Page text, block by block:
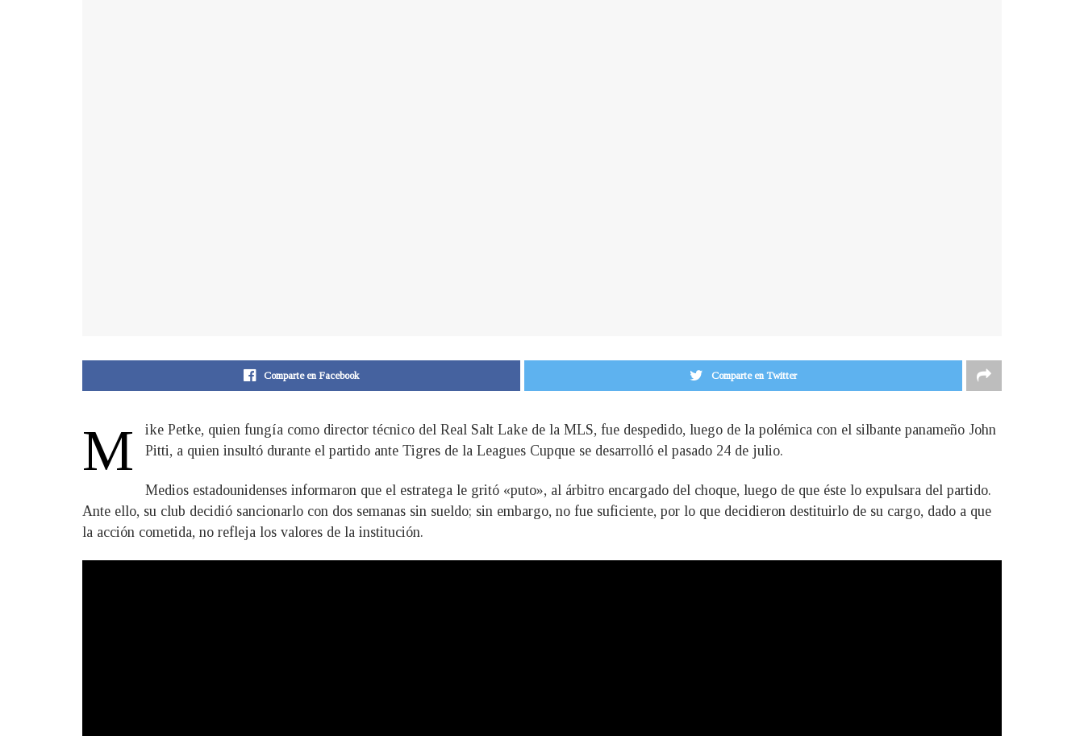
Comparte en Facebook Comparte en Twitter
M
ike Petke, quien fungía como director técnico del Real Salt Lake de la MLS, fue despedido, luego de la polémica con el silbante panameño John
Pitti, a quien insultó durante el partido ante Tigres de la Leagues Cupque se desarrolló el pasado 24 de julio.
Medios estadounidenses informaron que el estratega le gritó «puto», al árbitro encargado del choque, luego de que éste lo expulsara del partido.
Ante ello, su club decidió sancionarlo con dos semanas sin sueldo; sin embargo, no fue suficiente, por lo que decidieron destituirlo de su cargo, dado a que
la acción cometida, no refleja los valores de la institución.